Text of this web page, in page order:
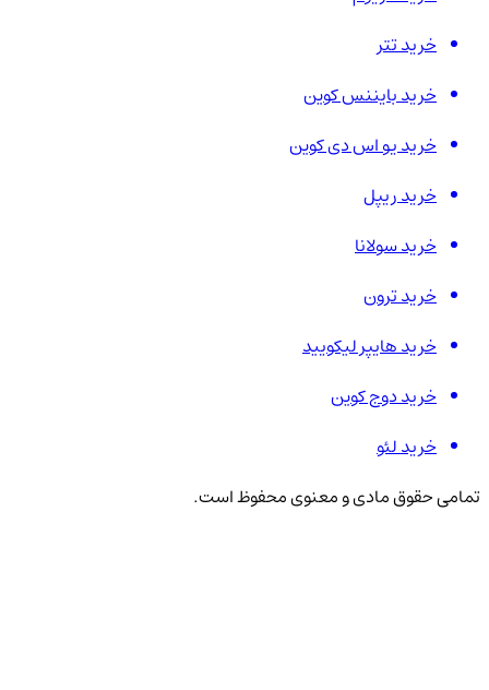
خرید تتر
خرید بایننس کوین
خرید یو اس دی کوین
خرید ریپل
خرید سولانا
خرید ترون
خرید هایپر لیکویید
خرید دوج کوین
خرید لئو
تمامی حقوق مادی و معنوی محفوظ است.